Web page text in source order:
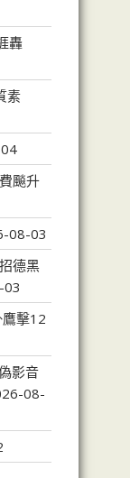
轟
素
飈升
08-03
德黑
擊12
影音
08-